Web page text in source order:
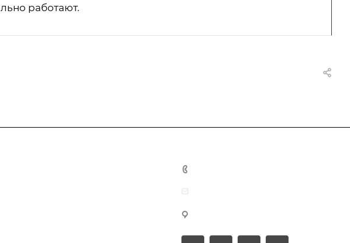
работают.